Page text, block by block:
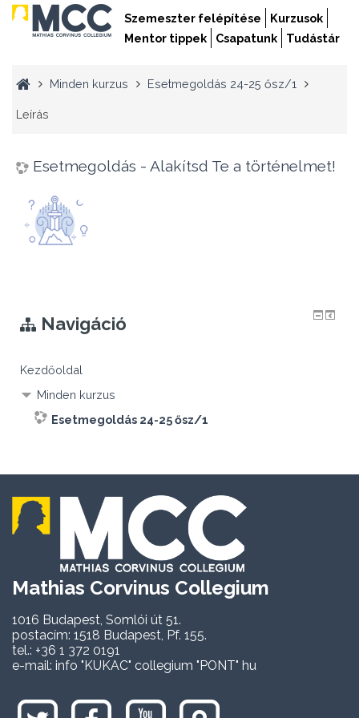
Szemeszter felépítése
Kurzusok
Mentor tippek
Csapatunk Tudástár
Minden kurzus Esetmegoldás 24-25 ősz/1
Leírás
Esetmegoldás - Alakítsd Te a történelmet!
Navigáció
Kezdőoldal
Minden kurzus
Esetmegoldás 24-25 ősz/1
Mathias Corvinus Collegium
1016 Budapest, Somlói út 51.
postacím: 1518 Budapest, Pf. 155.
tel.: +36 1 372 0191
e-mail: info "KUKAC" collegium "PONT" hu